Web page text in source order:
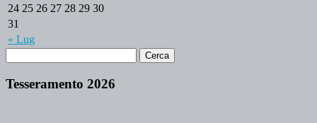
« Lug
24 25 26 27 28 29 30
31
Tesseramento 2026